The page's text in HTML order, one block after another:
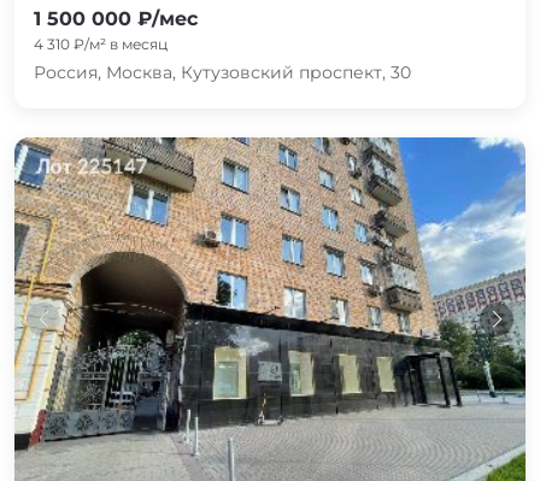
1 500 000 ₽/мес
4 310 ₽/м² в месяц
Россия, Москва, Кутузовский проспект, 30